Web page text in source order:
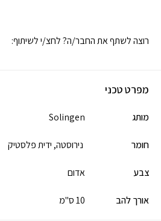
מפרט טכני
מותג Solingen
חומר נירוסטה, ידית פלסטיק
צבע אדום
אורך להב 10 ס"מ
רוצה לשתף את החבר/ה? לחצ/י לשיתוף: